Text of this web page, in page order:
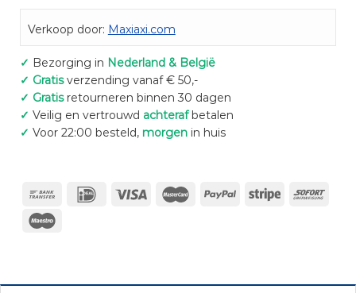
Verkoop door: Maxiaxi.com
✓ Bezorging in Nederland & België
✓ Gratisverzending vanaf € 50,-
✓ Gratisretourneren binnen 30 dagen
✓ Veilig en vertrouwd achterafbetalen
✓ Voor 22:00 besteld, morgenin huis